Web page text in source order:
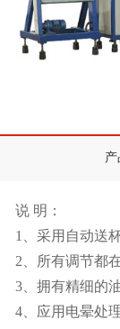
说 明：
1、采用自动送
2、所有调节都
3、拥有精细的
4、应用电晕处